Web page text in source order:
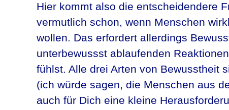
Hier kommt also die entscheidendere
vermutlich schon, wenn Menschen
wollen. Das erfordert allerdings
unterbewussst ablaufenden
fühlst. Alle drei Arten von Bewusstheit
(ich würde sagen, die Menschen aus
auch für Dich eine kleine